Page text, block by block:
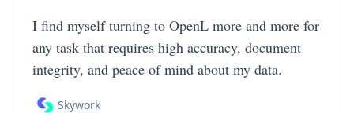
I find myself turning to OpenL more and more for
any task that requires high accuracy, document
integrity, and peace of mind about my data.
Skywork